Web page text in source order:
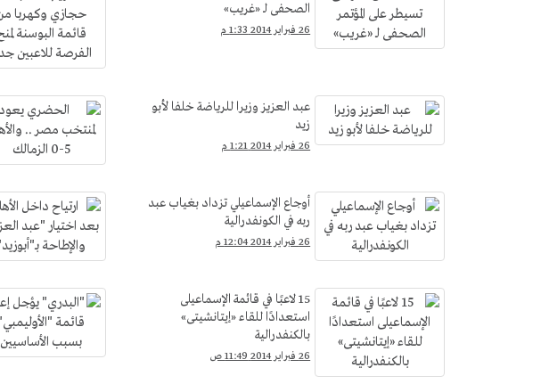
الصحفى لـ «غريب»
26 فبراير 2014 1:33 م
عبد العزيز وزيرا للرياضة خلفا لأبو
زيد
26 فبراير 2014 1:21 م
أوجاع الإسماعيلي تزداد بغياب عبد
ربه في الكونفدرالية
26 فبراير 2014 12:04 م
15 لاعبًا في قائمة الإسماعيلى
استعدادًا للقاء «إيتانشيتى»
بالكنفدرالية
26 فبراير 2014 11:49 ص